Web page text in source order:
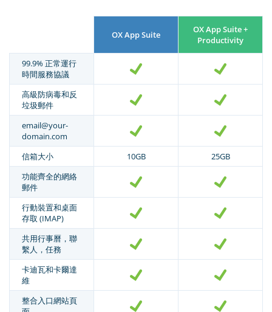
OX App Suite
OX App Suite +
Productivity
99.9% 正常運行
時間服務協議
高級防病毒和反
垃圾郵件
email@your-
domain.com
信箱大小
10GB
25GB
功能齊全的網絡
郵件
行動裝置和桌面
存取 (IMAP)
共用行事曆，聯
繫人，任務
卡迪瓦和卡爾達
維
整合入口網站頁